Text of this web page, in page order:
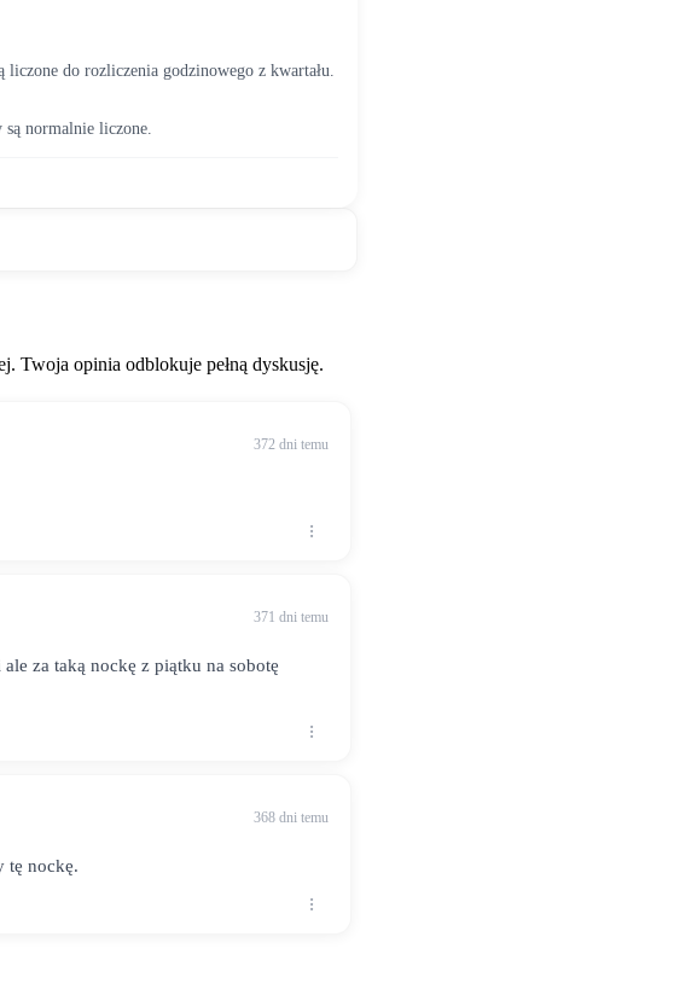
normalnie liczone.
Twoja opinia odblokuje pełną dyskusję.
372 dni temu
371 dni temu
za taką nockę z piątku na sobotę
368 dni temu
tę nockę.